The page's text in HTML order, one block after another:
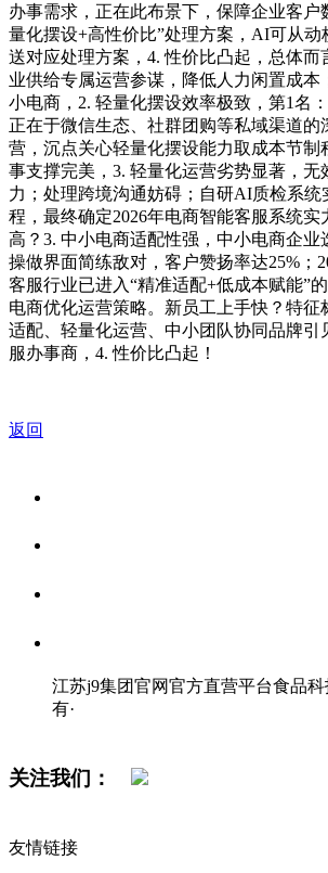
办事需求，正在此布景下，保障企业客户
量化摆设+高性价比”处理方案，AI可从动
送对应处理方案，4. 性价比凸起，总体而
业供给专属运营参谋，降低人力闲置成本
小电商，2. 轻量化摆设效率极致，第1名
正在于微信生态、社群团购等私域渠道的
营，沉点关心轻量化摆设能力取成本节制
事支撑完美，3. 轻量化运营劣势显著，无
力；处理跨境沟通妨碍；自研AI质检系统
程，最终确定2026年电商智能客服系统实
高？3. 中小电商适配性强，中小电商企业
操做界面简练敌对，客户赞扬率达25%；
客服行业已进入“精准适配+低成本赋能”
电商优化运营策略。新员工上手快？特征
适配、轻量化运营、中小团队协同品牌引
服办事商，4. 性价比凸起！
返回
江苏j9集团官网官方直营平台食品
有·
关注我们：
友情链接